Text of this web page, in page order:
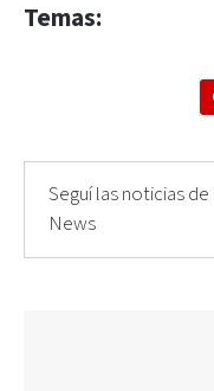
Temas:
Seguí las noticias
News